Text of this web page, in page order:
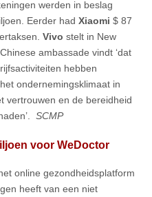
werden in beslag
Eerder had Xiaomi $ 87
Vivo stelt in New
ambassade vindt ‘dat
hebben
ondernemingsklimaat in
vertrouwen en de bereidheid
SCMP
voor WeDoctor
online gezondheidsplatform
heeft van een niet